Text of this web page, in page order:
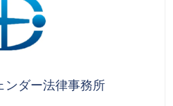
ンダー法律事務所